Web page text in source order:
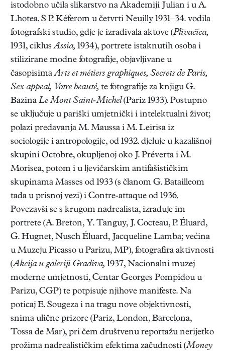
istodobno učila slikarstvo na Akademiji Julian i u A.
Lhotea. S P. Kéferom u četvrti Neuilly 1931–34. vodila
fotografski studio, gdje je izrađivala aktove (Plivačica,
1931, ciklusAssia, 1934), portrete istaknutih osoba i
stilizirane modne fotografije, objavljivane u
časopisimaArts et métiers graphiques, Secrets de Paris,
Sex appeal, Votre beauté, te fotografije za knjigu G.
Bazina Le Mont Saint-Michel(Pariz 1933). Postupno
se uključuje u pariški umjetnički i intelektualni život;
polazi predavanja M. Maussa i M. Leirisa iz
sociologije i antropologije, od 1932. djeluje u kazališnoj
skupini Octobre, okupljenoj oko J. Préverta i M.
Morisea, potom i u ljevičarskim antifašističkim
skupinama Masses od 1933 (s članom G. Batailleom
tada u prisnoj vezi) i Contre-attaque od 1936.
Povezavši se s krugom nadrealista, izrađuje im
portrete (A. Breton, Y. Tanguy, J. Cocteau, P. Éluard,
G. Hugnet, Nusch Éluard, Jacqueline Lamba; većina
u Muzeju Picasso u Parizu, MP), fotografira aktivnosti
(Akcija u galeriji Gradiva, 1937, Nacionalni muzej
moderne umjetnosti, Centar Georges Pompidou u
Parizu, CGP) te potpisuje njihove manifeste. Na
poticaj E. Sougeza i na tragu nove objektivnosti,
snima ulične prizore (Pariz, London, Barcelona,
Tossa de Mar), pri čem društvenu reportažu nerijetko
prožima nadrealističkim efektima začudnosti (Money